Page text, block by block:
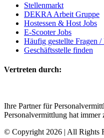
Stel­len­markt
DEKRA Arbeit Gruppe
Hos­tes­sen & Host Jobs
E‑Scooter Jobs
Häu­fig gestell­te Fra­gen /
Geschäfts­stel­le finden
Ver­tre­ten durch:
Ihre Part­ner für
Per­so­nal­ver­mitt­lung hat
© Copyright 2026 | All Rights